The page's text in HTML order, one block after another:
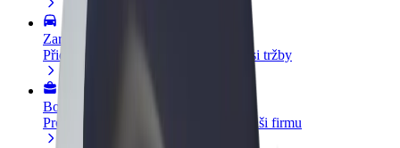
Zaregistrujte se jako flotilový partner
Přidejte svou flotilu k Boltu a zvyšte si tržby
Bolt for Business
Produkty a služby Boltu přesně pro vaši firmu